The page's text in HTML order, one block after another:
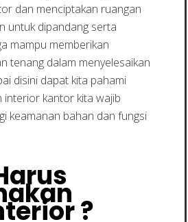
dan menciptakan ruangan
untuk dipandang serta
mampu memberikan
tenang dalam menyelesaikan
disini dapat kita pahami
interior kantor kita wajib
keamanan bahan dan fungsi
?